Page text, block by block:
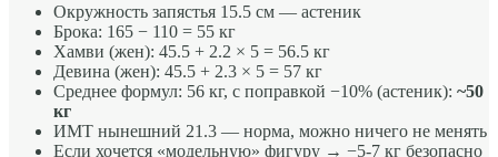
Окружность запястья 15.5 см — астеник
Брока: 165 − 110 = 55 кг
Хамви (жен): 45.5 + 2.2 × 5 = 56.5 кг
Девина (жен): 45.5 + 2.3 × 5 = 57 кг
Среднее формул: 56 кг, с поправкой −10% (астеник): ~50
кг
ИМТ нынешний 21.3 — норма, можно ничего не менять
Если хочется «модельную» фигуру → −5-7 кг безопасно